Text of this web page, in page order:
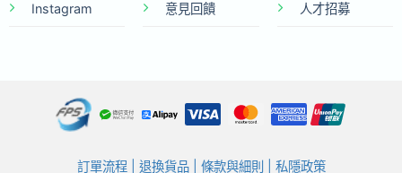
Instagram 意見回饋 人才招募
訂單流程| 退換貨品| 條款與細則 私隱政策